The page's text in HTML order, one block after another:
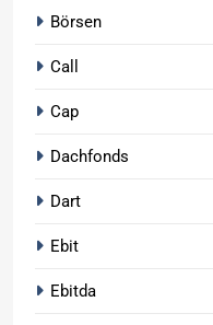
Börsen
Call
Cap
Dachfonds
Dart
Ebit
Ebitda